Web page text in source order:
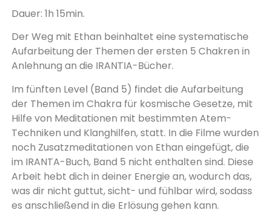
Dauer: 1h 15min.
Der Weg mit Ethan beinhaltet eine systematische
Aufarbeitung der Themen der ersten 5 Chakren in
Anlehnung an die IRANTIA-Bücher.
Im fünften Level (Band 5) findet die Aufarbeitung
der Themen im Chakra für kosmische Gesetze, mit
Hilfe von Meditationen mit bestimmten Atem-
Techniken und Klanghilfen, statt. In die Filme wurden
noch Zusatzmeditationen von Ethan eingefügt, die
im IRANTA-Buch, Band 5 nicht enthalten sind. Diese
Arbeit hebt dich in deiner Energie an, wodurch das,
was dir nicht guttut, sicht- und fühlbar wird, sodass
es anschließend in die Erlösung gehen kann.